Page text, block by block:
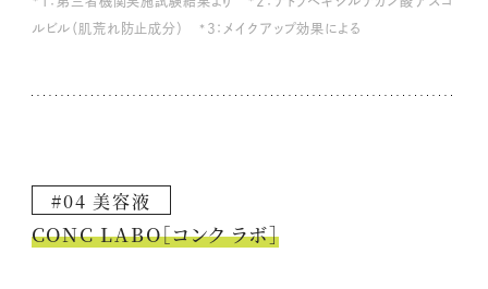
ルビル（肌荒れ防止成分） *3：メイクアップ効果による
#04 美容液
CONC LABO［コンク ラボ］